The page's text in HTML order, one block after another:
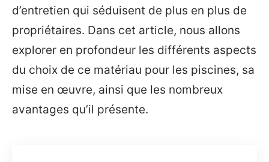
d’entretien qui séduisent de plus en plus de
propriétaires. Dans cet article, nous allons
explorer en profondeur les différents aspects
du choix de ce matériau pour les piscines, sa
mise en œuvre, ainsi que les nombreux
avantages qu’il présente.